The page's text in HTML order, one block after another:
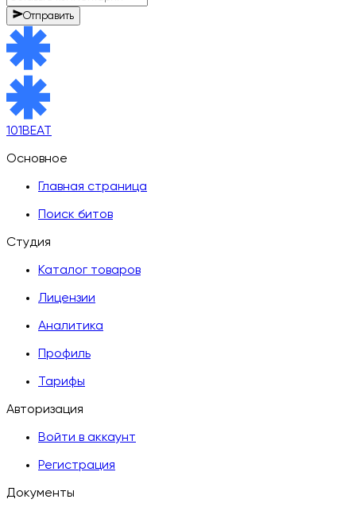
Отправить
101BEAT
Основное
Главная страница
Поиск битов
Студия
Каталог товаров
Лицензии
Аналитика
Профиль
Тарифы
Авторизация
Войти в аккаунт
Регистрация
Документы